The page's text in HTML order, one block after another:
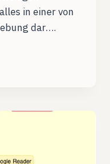
in einer von
dar….